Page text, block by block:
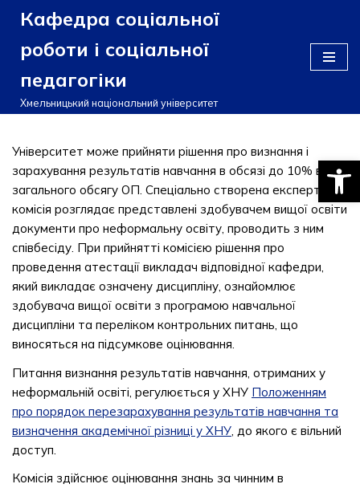
Перейти
до
вмісту
Кафедра соціальної
роботи і соціальної
педагогіки
Хмельницький національний університет
Університет може прийняти рішення про визнання і
зарахування результатів навчання в обсязі до 10% від
загального обсягу ОП. Спеціально створена експертна
комісія розглядає представлені здобувачем вищої освіти
документи про неформальну освіту, проводить з ним
співбесіду. При прийнятті комісією рішення про
проведення атестації викладач відповідної кафедри,
який викладає означену дисципліну, ознайомлює
здобувача вищої освіти з програмою навчальної
дисципліни та переліком контрольних питань, що
виносяться на підсумкове оцінювання.
Питання визнання результатів навчання, отриманих у
неформальній освіті, регулюється у ХНУ Положенням
про порядок перезарахування результатів навчання та
визначення академічної різниці у ХНУ , до якого є вільний
доступ.
Комісія здійснює оцінювання знань за чинним в